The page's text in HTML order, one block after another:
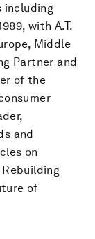
including
with A.T.
Middle
Partner and
of the
and
on
of